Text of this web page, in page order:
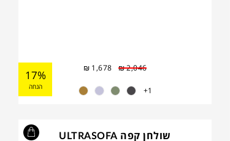
₪2,046
₪ 1,678
17%
הנחה 1+
שולחן קפה ULTRASOFA